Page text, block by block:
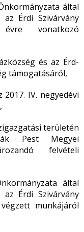
által
Érdi Szivárvány
vonatkozó
és az Érd-
támogatásáról,
IV. negyedévi
területén
Pest Megyei
felvételi
által
Érdi Szivárvány
munkájáról